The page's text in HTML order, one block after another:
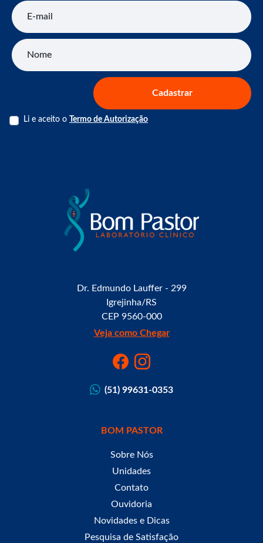
E-mail
Nome
Cadastrar
Li e aceito o Termo de Autorização
Dr. Edmundo Lauffer - 299
Igrejinha/RS
CEP 9560-000
Veja como Chegar
(51) 99631-0353
BOM PASTOR
Sobre Nós
Unidades
Contato
Ouvidoria
Novidades e Dicas
Pesquisa de Satisfação